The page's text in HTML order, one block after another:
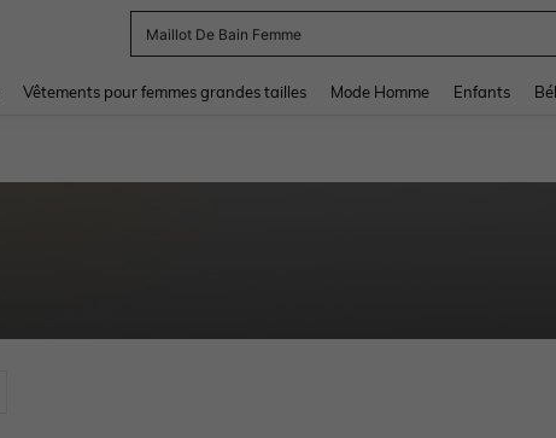
Maillot De Bain Femme
Vêtements pour femmes grandes tailles Mode Homme Enfants